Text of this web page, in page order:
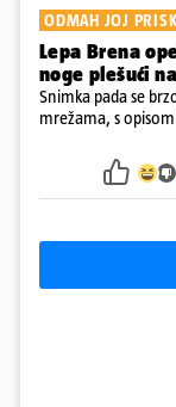
ODMAH JOJ
Lepa Brena
noge plešući
Snimka pada se
mrežama, s
Srećom, pjevačica
osmijehom